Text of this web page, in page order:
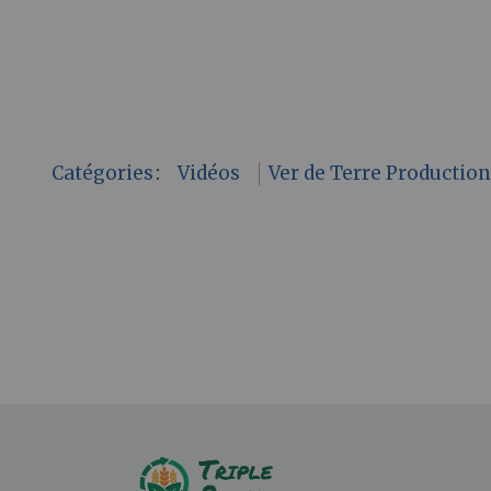
Catégories: Vidéos Ver de Terre Production